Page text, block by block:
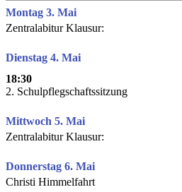
Montag 3. Mai
Zentralabitur Klausur:
Dienstag 4. Mai
18:30
2. Schulpflegschaftssitzung
Mittwoch 5. Mai
Zentralabitur Klausur:
Donnerstag 6. Mai
Christi Himmelfahrt